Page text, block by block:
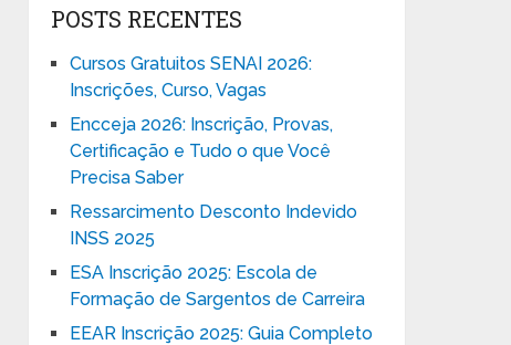
POSTS RECENTES
Cursos Gratuitos SENAI 2026:
Inscrições, Curso, Vagas
Encceja 2026: Inscrição, Provas,
Certificação e Tudo o que Você
Precisa Saber
Ressarcimento Desconto Indevido
INSS 2025
ESA Inscrição 2025: Escola de
Formação de Sargentos de Carreira
EEAR Inscrição 2025: Guia Completo